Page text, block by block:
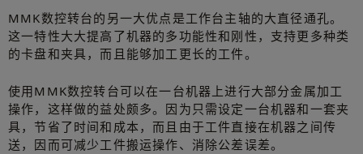
MMK数控转台的另一大优点是工作台主轴的大直径通孔。
这一特性大大提高了机器的多功能性和刚性，支持更多种类
的卡盘和夹具，而且能够加工更长的工件。
使用MMK数控转台可以在一台机器上进行大部分金属加工
操作，这样做的益处颇多。因为只需设定一台机器和一套夹
具，节省了时间和成本，而且由于工件直接在机器之间传
送，因而可减少工件搬运操作、消除公差误差。